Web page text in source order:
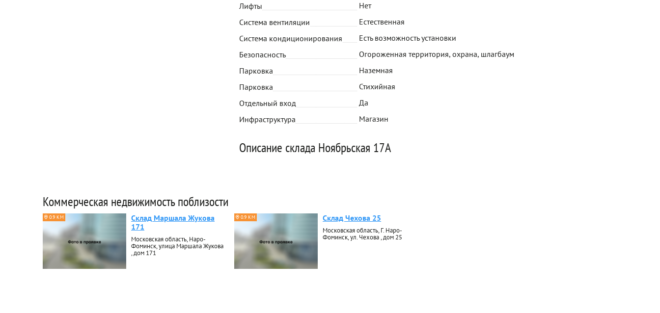
Лифты
Нет
Система вентиляции
Естественная
Система кондиционирования
Есть возможность установки
Безопасность
Огороженная территория, охрана, шлагбаум
Парковка
Наземная
Парковка
Стихийная
Отдельный вход
Да
Инфраструктура
Магазин
Описание склада Ноябрьская 17А
Коммерческая недвижимость поблизости
0.9 КМ
Склад Маршала Жукова
171
Московская область, Наро-
Фоминск, улица Маршала Жукова
, дом 171
0.9 КМ Склад Чехова 25
Московская область, Г. Наро-
Фоминск, ул. Чехова , дом 25